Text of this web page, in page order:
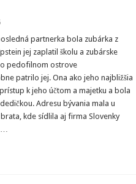
partnerka bola zubárka z
jej zaplatil školu a zubárske
pedofilnom ostrove
patrilo jej. Ona ako jeho najbližšia
k jeho účtom a majetku a bola
Adresu bývania mala u
kde sídlila aj firma Slovenky
…